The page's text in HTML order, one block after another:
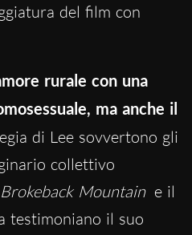
del film con
rurale con una
ma anche il
di Lee sovvertono gli
collettivo
Mountain e il
testimoniano il suo